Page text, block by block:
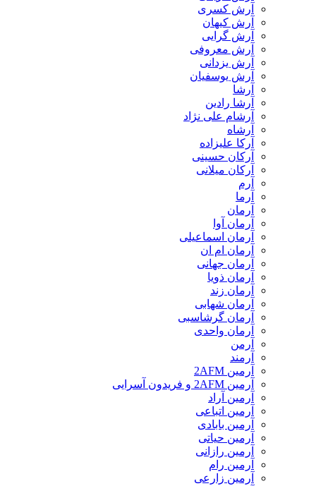
آرش کسری
آرش کیهان
آرش گرایی
آرش معروفی
آرش یزدانی
آرش یوسفیان
آرشا
آرشا رادین
آرشام علی نژاد
آرشاه
آرکا علیزاده
آرکان حسینی
آرکان میلانی
آرم
آرما
آرمان
آرمان آوا
آرمان اسماعیلی
آرمان ام ان
آرمان جهانی
آرمان ذویا
آرمان زند
آرمان شهابی
آرمان گرشاسبی
آرمان واحدی
آرمن
آرمند
آرمین 2AFM
آرمین 2AFM و فریدون آسرایی
آرمین آراد
آرمین اتباعی
آرمین بابادی
آرمین حیاتی
آرمین رازانی
آرمین رام
آرمین زارعی